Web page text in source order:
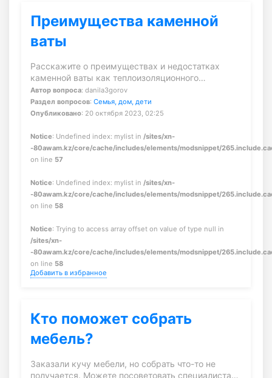
Преимущества каменной
ваты
Расскажите о преимуществах и недостатках
каменной ваты как теплоизоляционного…
Автор вопроса: danila3gorov
Раздел вопросов: Семья, дом, дети
Опубликовано: 20 октября 2023, 02:25
Notice: Undefined index: mylist in /sites/xn-
-80awam.kz/core/cache/includes/elements/modsnippet/
on line 57
Notice: Undefined index: mylist in /sites/xn-
-80awam.kz/core/cache/includes/elements/modsnippet/
on line 58
Notice: Trying to access array offset on value of type null in
/sites/xn-
-80awam.kz/core/cache/includes/elements/modsnippet/
on line 58
Добавить в избранное
Кто поможет собрать
мебель?
Заказали кучу мебели, но собрать что-то не
получается. Можете посоветовать специалиста…